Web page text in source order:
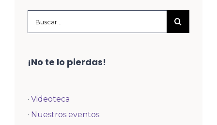
¡No te lo pierdas!
·Videoteca
· Nuestros eventos